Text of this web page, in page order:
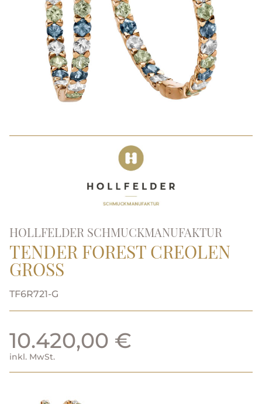
HOLLFELDER SCHMUCKMANUFAKTUR
TENDER FOREST CREOLEN
GROSS
TF6R721-G
10.420,00 €
inkl. MwSt.